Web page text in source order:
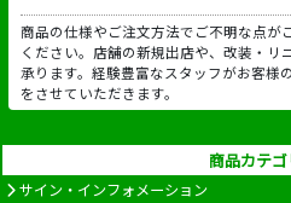
商品の仕様やご注文方法でご不明な点が
ください。店舗の新規出店や、改装・リ
承ります。経験豊富なスタッフがお客様
をさせていただきます。
商品カテ
サイン・インフォメーション